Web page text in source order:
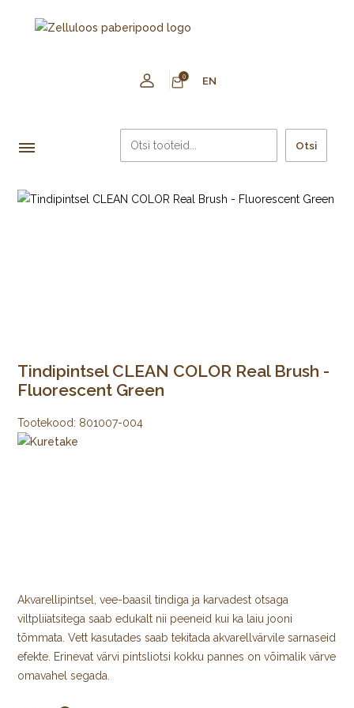
0 EN
Otsi
Tindipintsel CLEAN COLOR Real Brush -
Fluorescent Green
Tootekood: 801007-004
Akvarellipintsel, vee-baasil tindiga ja karvadest otsaga
viltpliiatsitega saab edukalt nii peeneid kui ka laiu jooni
tõmmata. Vett kasutades saab tekitada akvarellvärvile sarnaseid
efekte. Erinevat värvi pintsliotsi kokku pannes on võimalik värve
omavahel segada.